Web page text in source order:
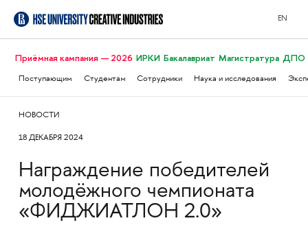
EN
Приёмная кампания — 2026 ИРКИ Бакалавриат Магистратура ДПО
Поступающим Студентам Сотрудники Наука и исследования
НОВОСТИ
18 ДЕКАБРЯ 2024
Награждение победителей
молодёжного чемпионата
«ФИДЖИАТЛОН 2.0»